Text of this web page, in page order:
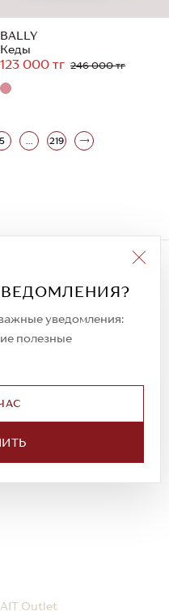
BALLY
Кеды
123 000 тг 246 000 тг
5 ... 219
уведомления:
полезные
акций и
Обмен и возврат
Каспи-Ред
AIT Outlet